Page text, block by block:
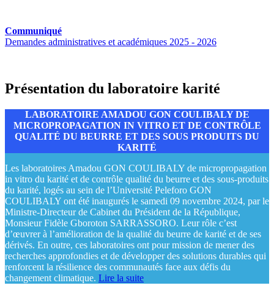
Communiqué
Demandes administratives et académiques 2025 - 2026
Présentation du laboratoire karité
LABORATOIRE AMADOU GON COULIBALY DE
MICROPROPAGATION IN VITRO ET DE CONTRÔLE
QUALITÉ DU BEURRE ET DES SOUS PRODUITS DU
KARITÉ
Les laboratoires Amadou GON COULIBALY de micropropagation
in vitro du karité et de contrôle qualité du beurre et des sous-produits
du karité, logés au sein de l’Université Peleforo GON
COULIBALY ont été inaugurés le samedi 09 novembre 2024, par le
Ministre-Directeur de Cabinet du Président de la République,
Monsieur Fidèle Gboroton SARRASSORO. Leur rôle c’est
d’œuvrer à l’amélioration de la qualité du beurre de karité et de ses
dérivés. En outre, ces laboratoires ont pour mission de mener des
recherches approfondies et de développer des solutions durables qui
renforcent la résilience des communautés face aux défis du
changement climatique. Lire la suite